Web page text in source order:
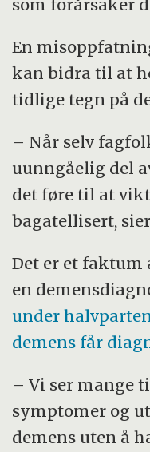
som forårsaker
En
kan bidra til at
tidlige tegn på
– Når selv
uunngåelig del
det føre til at
bagatellisert,
Det er et faktum
en
under
demens får
– Vi ser mange
symptomer og
demens uten å